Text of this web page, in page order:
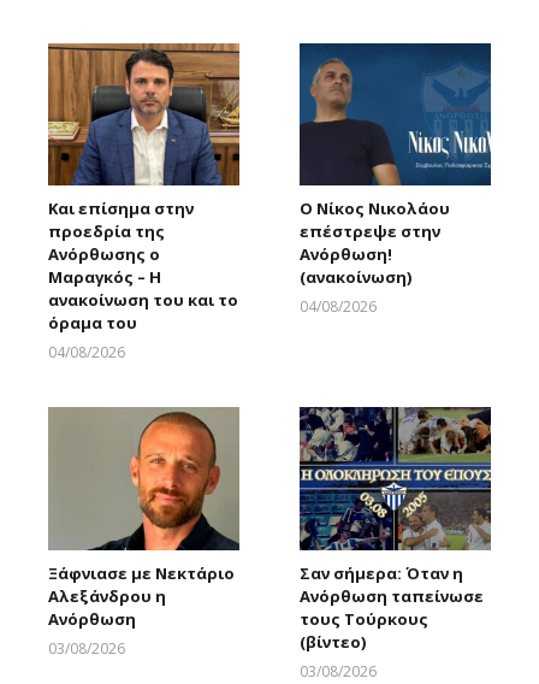
Και επίσημα στην
προεδρία της
Ανόρθωσης ο
Μαραγκός – Η
ανακοίνωση του και το
όραμα του
04/08/2026
Ο Νίκος Νικολάου
επέστρεψε στην
Ανόρθωση!
(ανακοίνωση)
04/08/2026
Ξάφνιασε με Νεκτάριο
Αλεξάνδρου η
Ανόρθωση
03/08/2026
Σαν σήμερα: Όταν η
Ανόρθωση ταπείνωσε
τους Τούρκους
(βίντεο)
03/08/2026